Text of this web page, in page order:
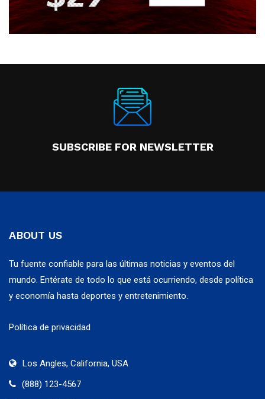
SUBSCRIBE FOR NEWSLETTER
ABOUT US
Tu fuente confiable para las últimas noticias y eventos del
mundo. Entérate de todo lo que está ocurriendo, desde política
y economía hasta deportes y entretenimiento.
Política de privacidad
Los Angles, California, USA
(888) 123-4567